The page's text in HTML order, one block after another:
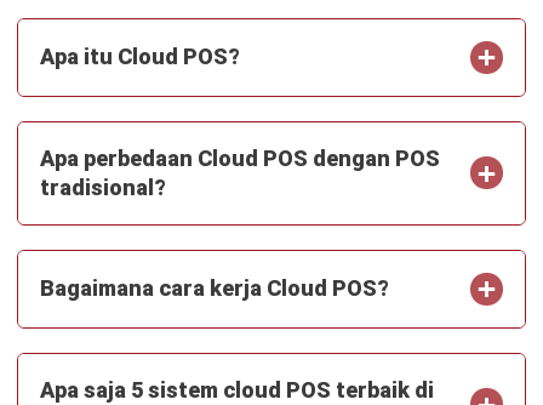
Apa itu Cloud POS?
Apa perbedaan Cloud POS dengan POS
tradisional?
Bagaimana cara kerja Cloud POS?
Apa saja 5 sistem cloud POS terbaik di